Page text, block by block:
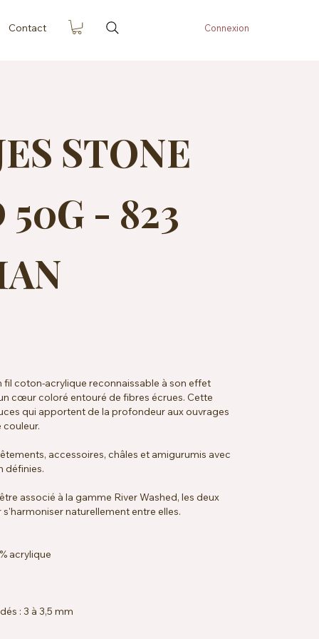
Contact Connexion
STONE
- 823
fil coton-acrylique reconnaissable à son effet
cœur coloré entouré de fibres écrues. Cette
qui apportent de la profondeur aux ouvrages
couleur.
accessoires, châles et amigurumis avec
définies.
associé à la gamme River Washed, les deux
naturellement entre elles.
acrylique
: 3 à 3,5 mm